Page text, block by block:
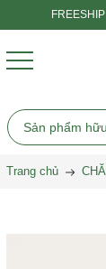
Trang chủ